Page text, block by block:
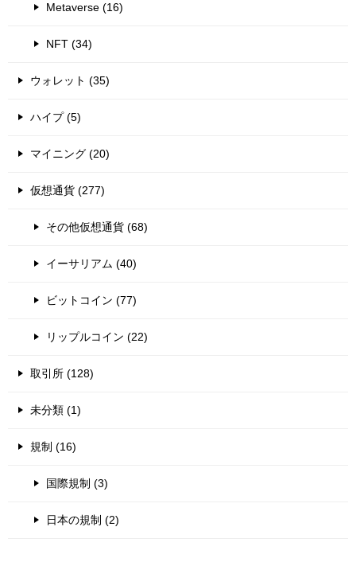
Metaverse (16)
NFT (34)
ウォレット (35)
ハイプ (5)
マイニング (20)
仮想通貨 (277)
その他仮想通貨 (68)
イーサリアム (40)
ビットコイン (77)
リップルコイン (22)
取引所 (128)
未分類 (1)
規制 (16)
国際規制 (3)
日本の規制 (2)